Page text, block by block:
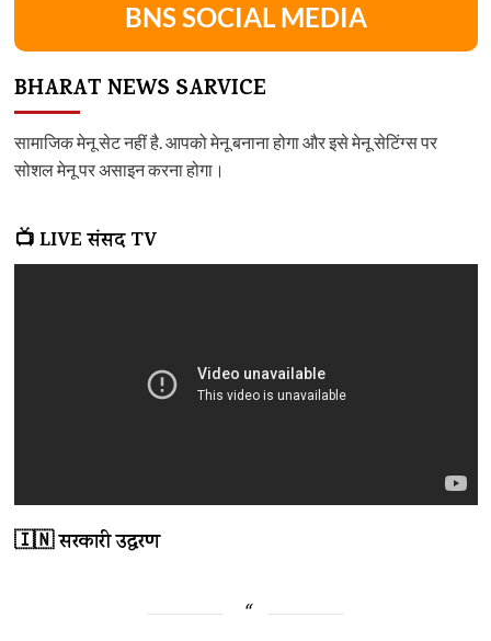
BNS SOCIAL MEDIA
BHARAT NEWS SARVICE
सामाजिक मेनू सेट नहीं है. आपको मेनू बनाना होगा और इसे मेनू सेटिंग्स पर
सोशल मेनू पर असाइन करना होगा।
📺 LIVE संसद TV
🇮🇳 सरकारी उद्धरण